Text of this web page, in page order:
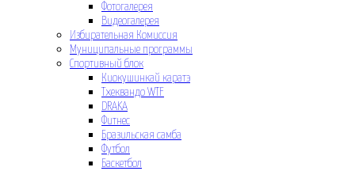
Фотогалерея
Видеогалерея
Избирательная Комиссия
Муниципальные программы
Спортивный блок
Киокушинкай каратэ
Тхеквандо WTF
DRAKA
Фитнес
Бразильская самба
Футбол
Баскетбол